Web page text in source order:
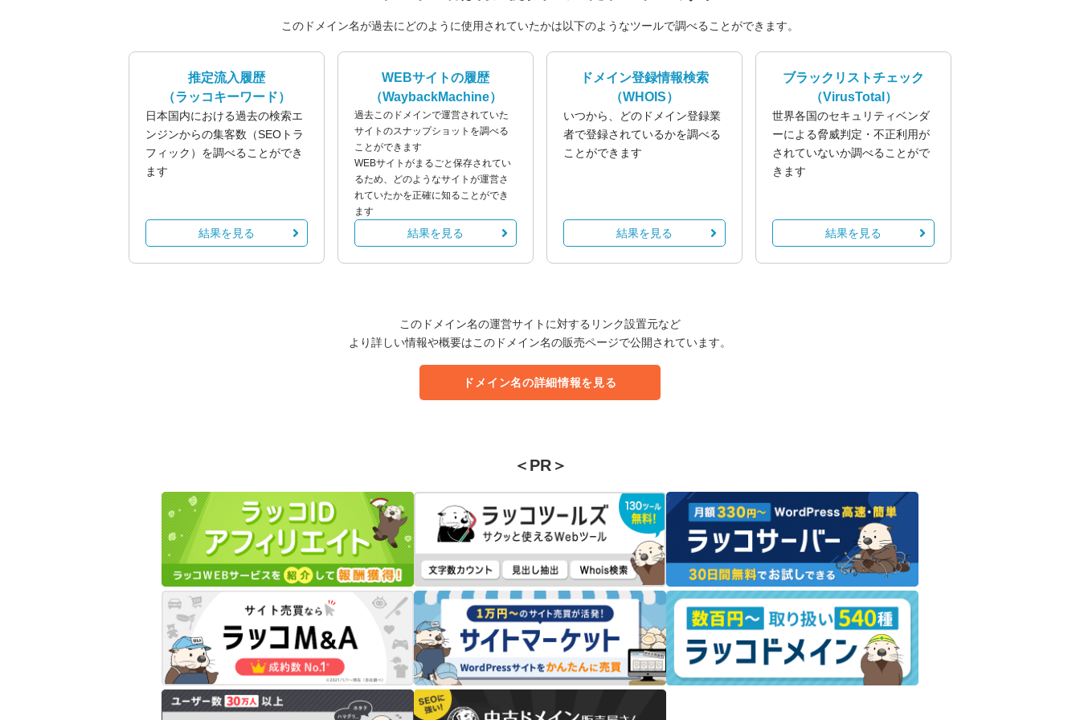
このドメイン名が過去にどのように使用されていたかは以下のようなツールで調べることができます。
推定流入履歴
（ラッコキーワード）
日本国内における過去の検索エ
ンジンからの集客数（SEOトラ
フィック）を調べることができ
ます
結果を見る
WEBサイトの履歴
（WaybackMachine）
過去このドメインで運営されていた
サイトのスナップショットを調べる
ことができます
WEBサイトがまるごと保存されてい
るため、どのようなサイトが運営さ
れていたかを正確に知ることができ
ます
結果を見る
ドメイン登録情報検索
（WHOIS）
いつから、どのドメイン登録業
者で登録されているかを調べる
ことができます
結果を見る
ブラックリストチェック
（VirusTotal）
世界各国のセキュリティベンダ
ーによる脅威判定・不正利用が
されていないか調べることがで
きます
結果を見る
このドメイン名の運営サイトに対するリンク設置元など
より詳しい情報や概要はこのドメイン名の販売ページで公開されています。
ドメイン名の詳細情報を見る
＜PR＞